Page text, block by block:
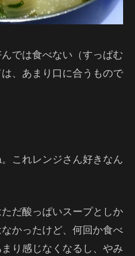
では食べない（すっぱむ
、あまり口に合うもので
これレンジさん好きなん
だ酸っぱいスープとしか
かったけど、何回か食べ
り感じなくなるし、やみ